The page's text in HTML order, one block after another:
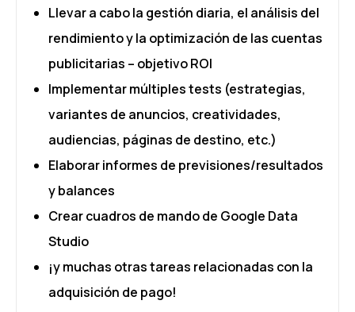
Llevar a cabo la gestión diaria, el análisis del
rendimiento y la optimización de las cuentas
publicitarias – objetivo ROI
Implementar múltiples tests (estrategias,
variantes de anuncios, creatividades,
audiencias, páginas de destino, etc.)
Elaborar informes de previsiones/resultados
y balances
Crear cuadros de mando de Google Data
Studio
¡y muchas otras tareas relacionadas con la
adquisición de pago!